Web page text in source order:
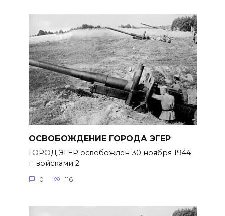
ОСВОБОЖДЕНИЕ ГОРОДА ЭГЕР
ГОРОД ЭГЕР освобожден 30 ноября 1944
г. войсками 2
0 116